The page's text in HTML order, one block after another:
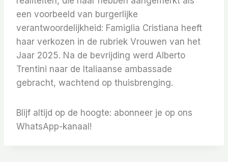
een voorbeeld van burgerlijke
verantwoordelijkheid: Famiglia Cristiana heeft
haar verkozen in de rubriek Vrouwen van het
Jaar 2025. Na de bevrijding werd Alberto
Trentini naar de Italiaanse ambassade
gebracht, wachtend op thuisbrenging.
Blijf altijd op de hoogte: abonneer je op ons
WhatsApp-kanaal!